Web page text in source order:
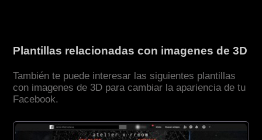
Plantillas relacionadas con imagenes de 3D
También te puede interesar las siguientes plantillas
con imagenes de 3D para cambiar la apariencia de tu
Facebook.